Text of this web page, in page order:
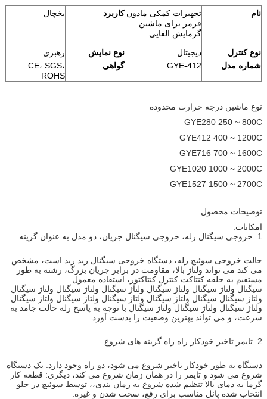
نام
تجهیزات کمکی مادون
قرمز برای ماشین
گرمایش القایی
کاربرد یخچال
نوع کنترل دیجیتال نوع نمایش
رهبری
شماره مدل
GYE-412 گواهی
CE، SGS،
ROHS
نوع ماشین درجه حرارت محدوده
GYE280 250 ~ 800C
GYE412 400 ~ 1200C
GYE716 700 ~ 1600C
GYE1020 1000 ~ 2000C
GYE1527 1500 ~ 2700C
توضیحات محصول
امکانات:
1. خروجی سیگنال رله، خروجی سیگنال جریان، دو مدل به عنوان گزینه.
حالت خروجی سوئیچ رله، دستگاه خروجی سیگنال رید رید است، مشخص
می کند می تواند ولتاژ بالا، مقاومت در برابر جریان بزرگ، رشته به طور
مستقیم به حلقه کنتاکت کنترل کنتاکتور، استفاده معمول.
سیگنال ولتاژ سیگنال ولتاژ سیگنال ولتاژ سیگنال ولتاژ سیگنال ولتاژ سیگنال
ولتاژ سیگنال سیگنال ولتاژ سیگنال ولتاژ سیگنال ولتاژ سیگنال ولتاژ سیگنال
ولتاژ سیگنال ولتاژ سیگنال ولتاژ سیگنال با توجه به پاسخ رله حالت جامد به
سرعت، و می تواند بهترین وضعیت را بدست آورد.
2. تایمر تاخیر خودکار راه راه گزینه های شروع
دستگاه به طور خودکار تاخیر شروع می شود، دو راه وجود دارد: یک دستگاه
شروع می شود و تایمر را در همان زمان شروع می کند، دیگری: قطعه کار
گرما به دمای بالا تنظیم شده شروع به زمان بندی،، توسط سوئیچ در جلو
انتخاب شده پانل مناسب برای رفع، سخت شدن و غیره.